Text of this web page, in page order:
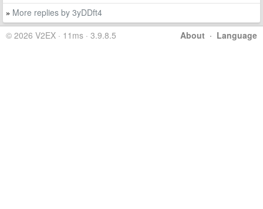
» More replies by 3yDDft4
About · Language
© 2026 V2EX · 11ms · 3.9.8.5